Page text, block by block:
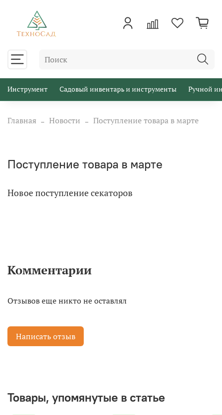
Инструмент Садовый инвентарь и инструменты Ручной
Главная Новости Поступление товара в марте
Поступление товара в марте
Новое поступление секаторов
Комментарии
Отзывов еще никто не оставлял
Написать отзыв
Товары, упомянутые в статье